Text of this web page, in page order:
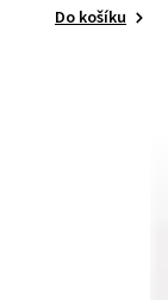
Do košíku